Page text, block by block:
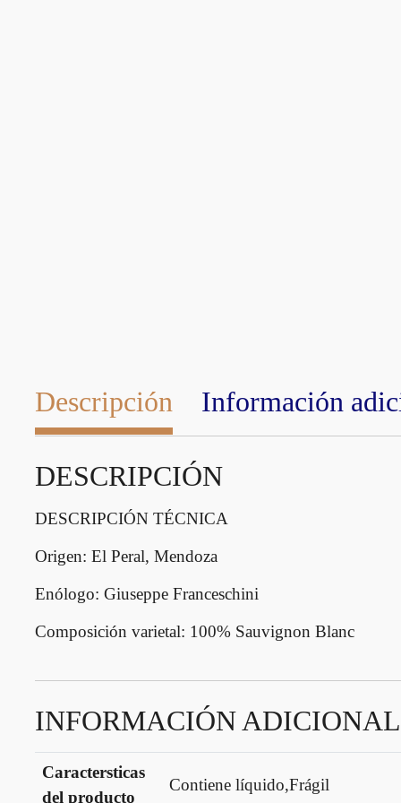
Descripción Información
DESCRIPCIÓN
DESCRIPCIÓN TÉCNICA
Origen: El Peral, Mendoza
Enólogo: Giuseppe Franceschini
Composición varietal: 100% Sauvignon Blanc
INFORMACIÓN ADICIONAL
Caractersticas
del producto
Contiene líquido,Frágil